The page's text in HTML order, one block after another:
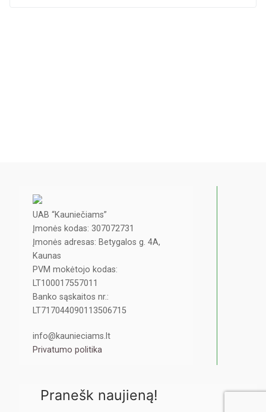
UAB “Kauniečiams”
Įmonės kodas: 307072731
Įmonės adresas: Betygalos g. 4A,
Kaunas
PVM mokėtojo kodas:
LT100017557011
Banko sąskaitos nr.:
LT717044090113506715
info@kaunieciams.lt
Privatumo politika
Pranešk naujieną!